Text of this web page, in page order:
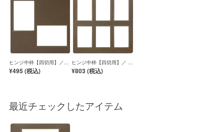
ヒンジ中枠【四切用】／2
Ｌ縦横／茶 クチバ
¥495 (税込)
ヒンジ中枠【四切用】／ L
判6穴 ／茶(クチバ)
¥803 (税込)
最近チェックしたアイテム